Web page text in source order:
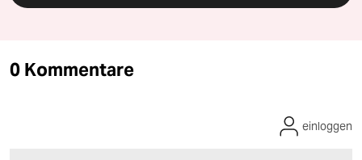
0 Kommentare
einloggen